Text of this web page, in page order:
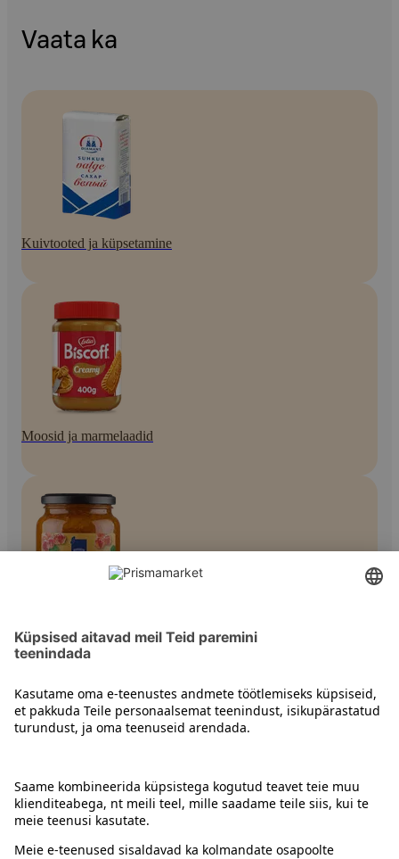
Vaata ka
Kuivtooted ja küpsetamine
Moosid ja marmelaadid
Moosid
Juhised